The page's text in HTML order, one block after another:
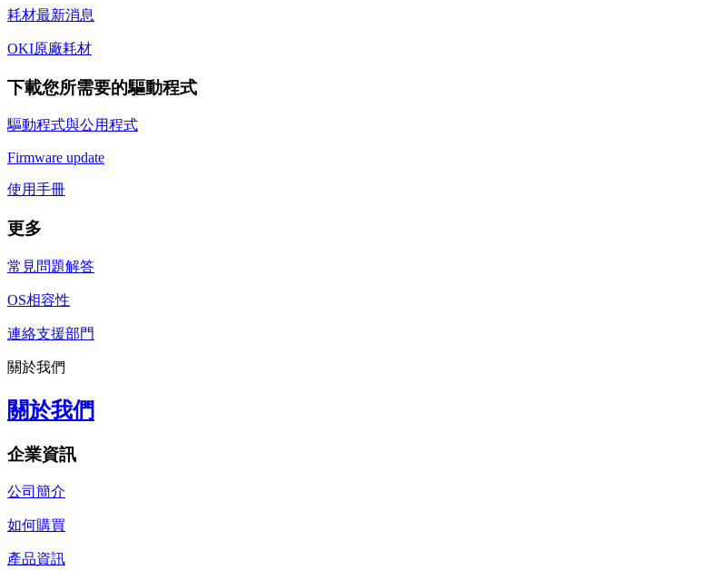
耗材最新消息
OKI原廠耗材
下載您所需要的驅動程式
驅動程式與公用程式
Firmware update
使用手冊
更多
常見問題解答
OS相容性
連絡支援部門
關於我們
關於我們
企業資訊
公司簡介
如何購買
產品資訊